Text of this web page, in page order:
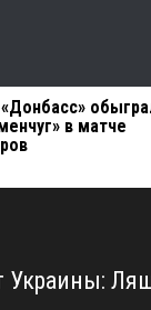
в матче
Украины: